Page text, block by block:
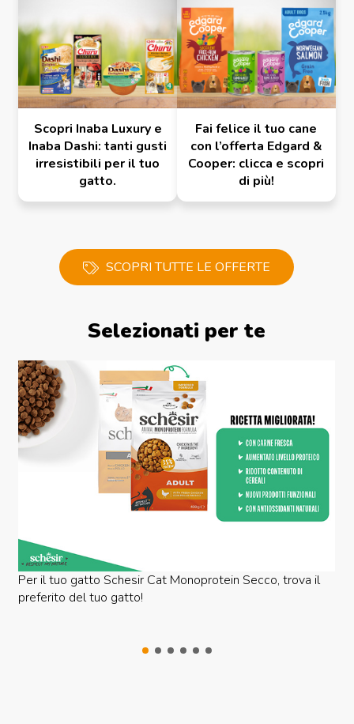
Scopri Inaba Luxury e
Inaba Dashi: tanti gusti
irresistibili per il tuo
gatto.
Fai felice il tuo cane
con l’offerta Edgard &
Cooper: clicca e scopri
di più!
SCOPRI TUTTE LE OFFERTE
Selezionati per te
Per il tuo gatto Schesir Cat Monoprotein Secco, trova il
preferito del tuo gatto!